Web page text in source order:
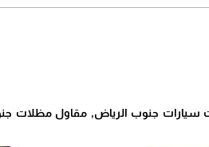
سيارات جنوب الرياض, مقاول مظلات